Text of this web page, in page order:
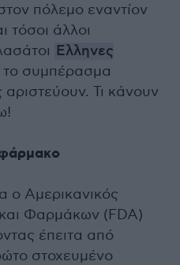
πόλεμο εναντίον
τόσοι άλλοι
Ελληνες
συμπέρασμα
Τι κάνουν
ο Αμερικανικός
Φαρμάκων (FDA)
έπειτα από
στοχευμένο